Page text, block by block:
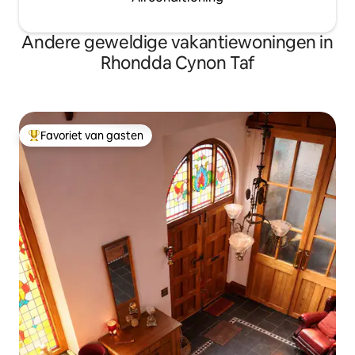
Andere geweldige vakantiewoningen in
Rhondda Cynon Taf
Topfavoriet van gasten
Favoriet van gasten